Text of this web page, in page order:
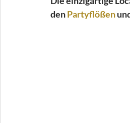
den Partyflößen